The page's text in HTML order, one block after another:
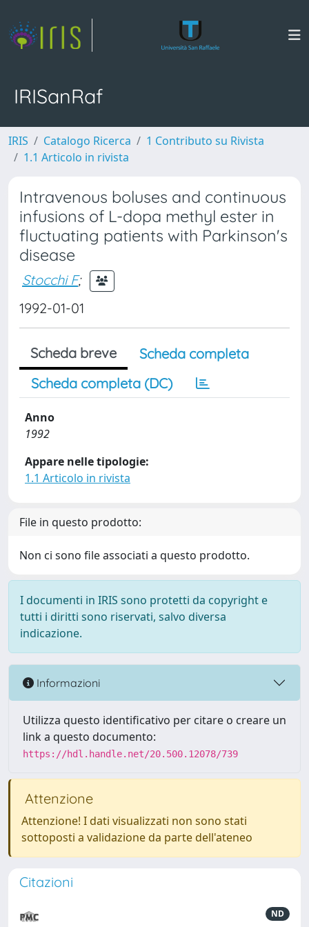
IRISanRaf
IRIS Catalogo Ricerca
1 Contributo su Rivista
1.1 Articolo in rivista
Intravenous boluses and continuous
infusions of L-dopa methyl ester in
fluctuating patients with Parkinson's
disease
Stocchi F;
1992-01-01
Scheda breve
Scheda completa
Scheda completa (DC)
Anno
1992
Appare nelle tipologie:
1.1 Articolo in rivista
File in questo prodotto:
Non ci sono file associati a questo prodotto.
I documenti in IRIS sono protetti da copyright e
tutti i diritti sono riservati, salvo diversa
indicazione.
Informazioni
Utilizza questo identificativo per citare o creare un
link a questo documento:
https://hdl.handle.net/20.500.12078/739
Attenzione
Attenzione! I dati visualizzati non sono stati
sottoposti a validazione da parte dell'ateneo
Citazioni
ND